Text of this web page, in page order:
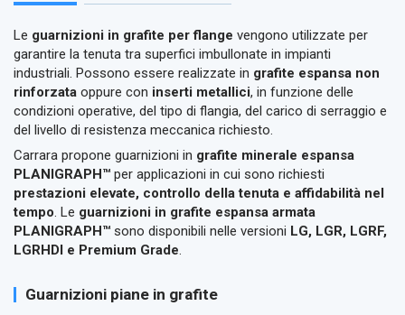
Le guarnizioni in grafite per flange vengono utilizzate per
garantire la tenuta tra superfici imbullonate in impianti
industriali. Possono essere realizzate in grafite espansa non
rinforzata oppure con inserti metallici, in funzione delle
condizioni operative, del tipo di flangia, del carico di serraggio e
del livello di resistenza meccanica richiesto.
Carrara propone guarnizioni in grafite minerale espansa
PLANIGRAPH™ per applicazioni in cui sono richiesti
prestazioni elevate, controllo della tenuta e affidabilità nel
tempo. Le guarnizioni in grafite espansa armata
PLANIGRAPH™ sono disponibili nelle versioni LG, LGR, LGRF,
LGRHDI e Premium Grade.
Guarnizioni piane in grafite